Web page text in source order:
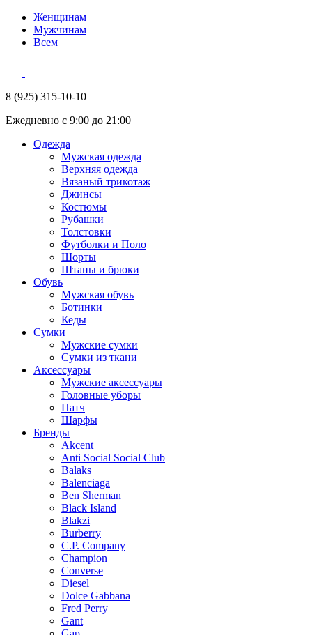
Женщинам
Мужчинам
Всем
8 (925) 315-10-10
Ежедневно с 9:00 до 21:00
Одежда
Мужская одежда
Верхняя одежда
Вязаный трикотаж
Джинсы
Костюмы
Рубашки
Толстовки
Футболки и Поло
Шорты
Штаны и брюки
Обувь
Мужская обувь
Ботинки
Кеды
Сумки
Мужские сумки
Сумки из ткани
Аксессуары
Мужские аксессуары
Головные уборы
Патч
Шарфы
Бренды
Akcent
Anti Social Social Club
Balaks
Balenciaga
Ben Sherman
Black Island
Blakzi
Burberry
C.P. Company
Champion
Converse
Diesel
Dolce Gabbana
Fred Perry
Gant